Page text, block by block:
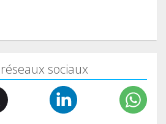
sociaux